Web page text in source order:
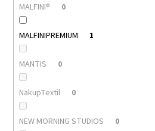
MALFINI® 0
MALFINIPREMIUM 1
MANTIS 0
NakupTextil 0
NEW MORNING STUDIOS 0